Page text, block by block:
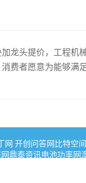
龙头提价，工程机
费者愿意为能够满
网 开创问答网比特空间
鼎泰资讯电池功率网